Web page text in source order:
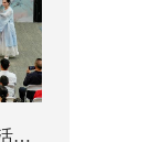
宁夏2026年中华传统晒书系列活动启幕